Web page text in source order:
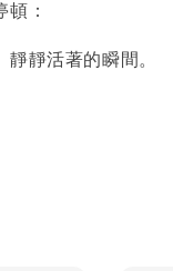
：
靜活著的瞬間。